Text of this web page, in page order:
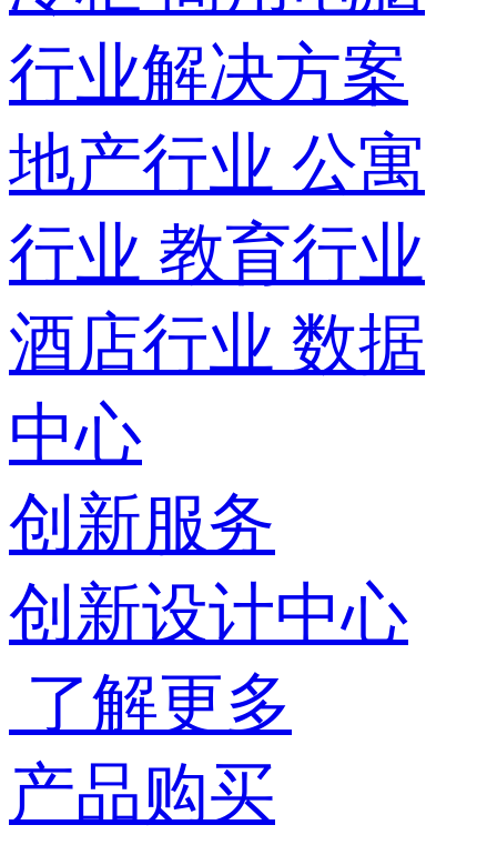
行业解决方案
地产行业 公寓
行业 教育行业
酒店行业 数据
中心
创新服务
创新设计中心
了解更多
产品购买